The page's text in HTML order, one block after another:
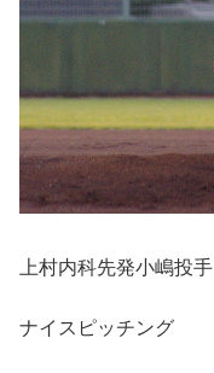
上村内科先発小嶋投手
ナイスピッチング